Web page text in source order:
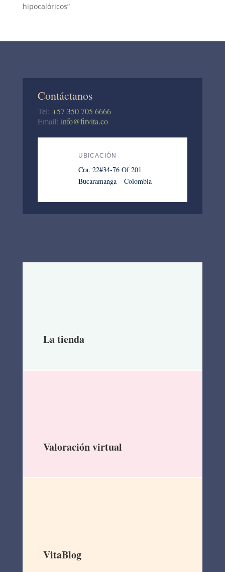
hipocalóricos”
Contáctanos
Tel: +57 350 705 6666
Email: info@fitvita.co
UBICACIÓN
Cra. 22#34-76 Of 201
Bucaramanga – Colombia
La tienda
Valoración virtual
VitaBlog